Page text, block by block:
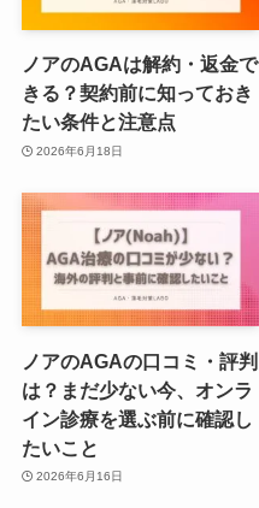
ノアのAGAは解約・返金で
きる？契約前に知っておき
たい条件と注意点
2026年6月18日
ノアのAGAの口コミ・評判
は？まだ少ない今、オンラ
イン診療を選ぶ前に確認し
たいこと
2026年6月16日